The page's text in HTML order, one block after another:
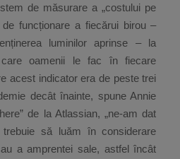
de măsurare a „costului pe
funcționare a fiecărui birou –
luminilor aprinse – la
oamenii le fac în fiecare
acest indicator era de peste trei
decât înainte, spune Annie
de la Atlassian, „ne-am dat
să luăm în considerare
a amprentei sale, astfel încât